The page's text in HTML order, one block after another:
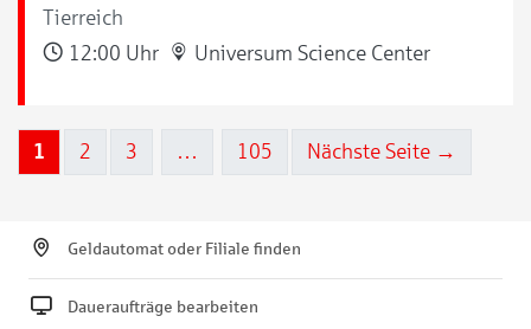
Tierreich
12:00 Uhr
Universum Science Center
1 2 3 … 105 Nächste Seite →
Geldautomat oder Filiale finden
Daueraufträge bearbeiten